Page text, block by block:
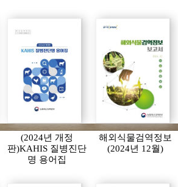
(2024년 개정
판)KAHIS 질병진단
명 용어집
해외식물검역정보
(2024년 12월)